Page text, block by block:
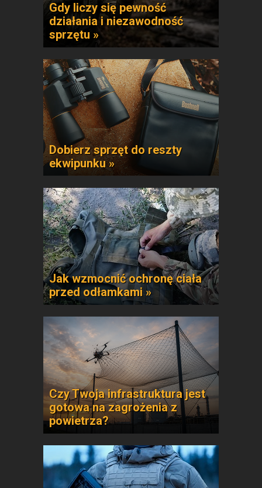
Gdy liczy się pewność
działania i niezawodność
sprzętu »
Dobierz sprzęt do reszty
ekwipunku »
Jak wzmocnić ochronę ciała
przed odłamkami »
Czy Twoja infrastruktura jest
gotowa na zagrożenia z
powietrza?